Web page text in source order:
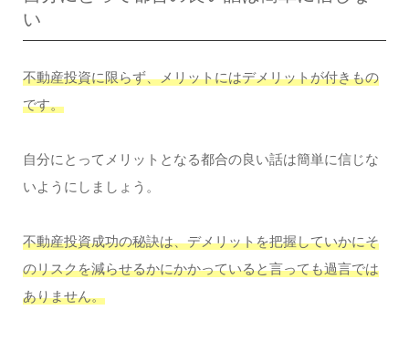
い
不動産投資に限らず、メリットにはデメリットが付きもの
です。
自分にとってメリットとなる都合の良い話は簡単に信じな
いようにしましょう。
不動産投資成功の秘訣は、デメリットを把握していかにそ
のリスクを減らせるかにかかっていると言っても過言では
ありません。